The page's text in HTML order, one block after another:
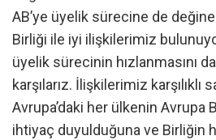
AB’ye üyelik sürecine de
Birliği ile iyi ilişkilerimiz
üyelik sürecinin hızlanmasını
karşılarız. İlişkilerimiz karşılıklı
Avrupa’daki her ülkenin Avrupa
ihtiyaç duyulduğuna ve Birliğin